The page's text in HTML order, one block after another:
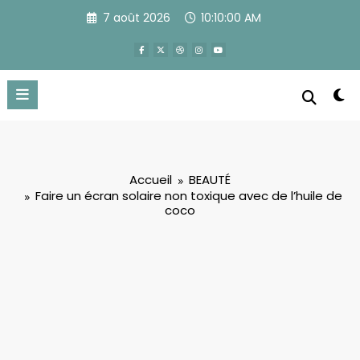
7 août 2026 10:10:01 AM
Accueil
BEAUTÉ
Faire un écran solaire non toxique avec de l’huile de
coco